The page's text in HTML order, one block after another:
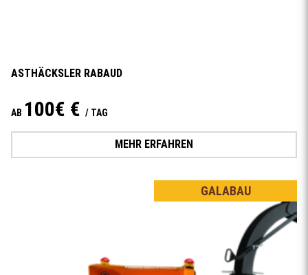
ASTHÄCKSLER RABAUD
AB 100€ € / TAG
MEHR ERFAHREN
GALABAU